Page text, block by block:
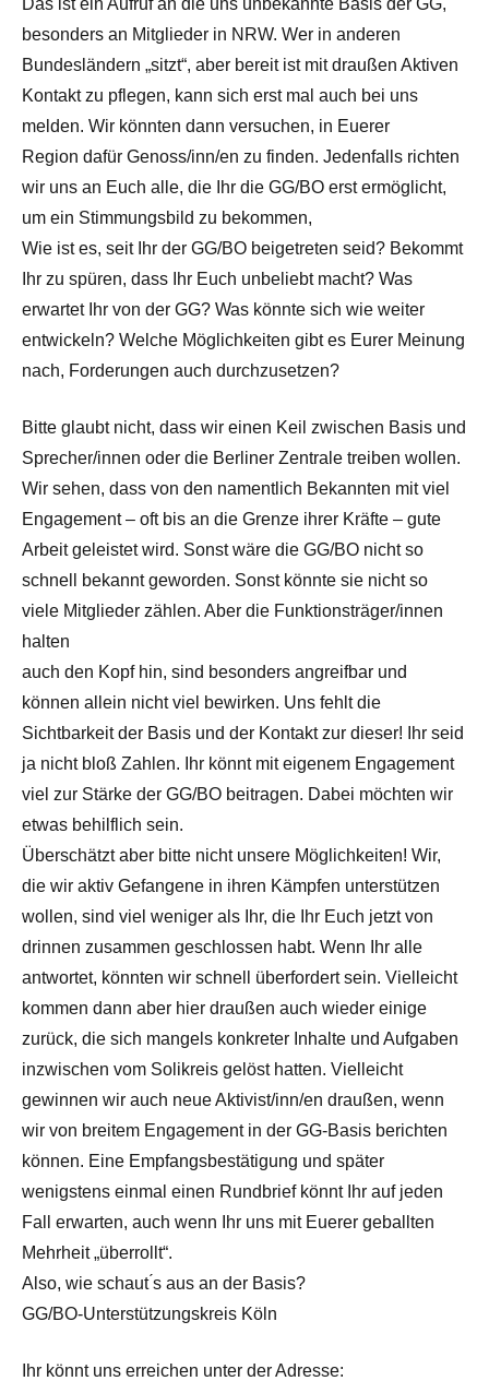
Das ist ein Aufruf an die uns unbekannte Basis der GG,
besonders an Mitglieder in NRW. Wer in anderen
Bundesländern „sitzt“, aber bereit ist mit draußen Aktiven
Kontakt zu pflegen, kann sich erst mal auch bei uns
melden. Wir könnten dann versuchen, in Euerer
Region dafür Genoss/inn/en zu finden. Jedenfalls richten
wir uns an Euch alle, die Ihr die GG/BO erst ermöglicht,
um ein Stimmungsbild zu bekommen,
Wie ist es, seit Ihr der GG/BO beigetreten seid? Bekommt
Ihr zu spüren, dass Ihr Euch unbeliebt macht? Was
erwartet Ihr von der GG? Was könnte sich wie weiter
entwickeln? Welche Möglichkeiten gibt es Eurer Meinung
nach, Forderungen auch durchzusetzen?
Bitte glaubt nicht, dass wir einen Keil zwischen Basis und
Sprecher/innen oder die Berliner Zentrale treiben wollen.
Wir sehen, dass von den namentlich Bekannten mit viel
Engagement – oft bis an die Grenze ihrer Kräfte – gute
Arbeit geleistet wird. Sonst wäre die GG/BO nicht so
schnell bekannt geworden. Sonst könnte sie nicht so
viele Mitglieder zählen. Aber die Funktionsträger/innen
halten
auch den Kopf hin, sind besonders angreifbar und
können allein nicht viel bewirken. Uns fehlt die
Sichtbarkeit der Basis und der Kontakt zur dieser! Ihr seid
ja nicht bloß Zahlen. Ihr könnt mit eigenem Engagement
viel zur Stärke der GG/BO beitragen. Dabei möchten wir
etwas behilflich sein.
Überschätzt aber bitte nicht unsere Möglichkeiten! Wir,
die wir aktiv Gefangene in ihren Kämpfen unterstützen
wollen, sind viel weniger als Ihr, die Ihr Euch jetzt von
drinnen zusammen geschlossen habt. Wenn Ihr alle
antwortet, könnten wir schnell überfordert sein. Vielleicht
kommen dann aber hier draußen auch wieder einige
zurück, die sich mangels konkreter Inhalte und Aufgaben
inzwischen vom Solikreis gelöst hatten. Vielleicht
gewinnen wir auch neue Aktivist/inn/en draußen, wenn
wir von breitem Engagement in der GG-Basis berichten
können. Eine Empfangsbestätigung und später
wenigstens einmal einen Rundbrief könnt Ihr auf jeden
Fall erwarten, auch wenn Ihr uns mit Euerer geballten
Mehrheit „überrollt“.
Also, wie schaut ́s aus an der Basis?
GG/BO-Unterstützungskreis Köln
Ihr könnt uns erreichen unter der Adresse: